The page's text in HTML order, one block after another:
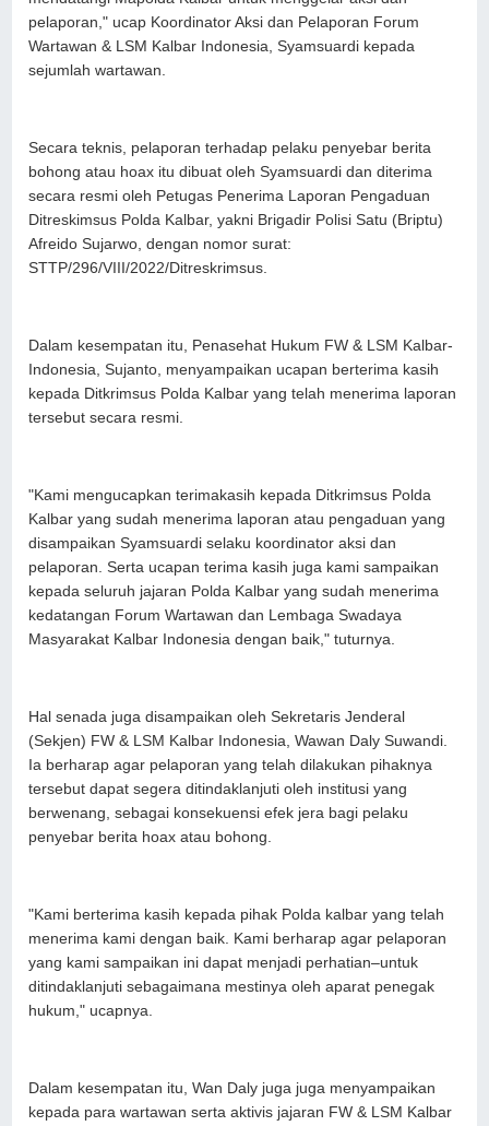
pelaporan," ucap Koordinator Aksi dan Pelaporan Forum
Wartawan & LSM Kalbar Indonesia, Syamsuardi kepada
sejumlah wartawan.
Secara teknis, pelaporan terhadap pelaku penyebar berita
bohong atau hoax itu dibuat oleh Syamsuardi dan diterima
secara resmi oleh Petugas Penerima Laporan Pengaduan
Ditreskimsus Polda Kalbar, yakni Brigadir Polisi Satu (Briptu)
Afreido Sujarwo, dengan nomor surat:
STTP/296/VIII/2022/Ditreskrimsus.
Dalam kesempatan itu, Penasehat Hukum FW & LSM Kalbar-
Indonesia, Sujanto, menyampaikan ucapan berterima kasih
kepada Ditkrimsus Polda Kalbar yang telah menerima laporan
tersebut secara resmi.
"Kami mengucapkan terimakasih kepada Ditkrimsus Polda
Kalbar yang sudah menerima laporan atau pengaduan yang
disampaikan Syamsuardi selaku koordinator aksi dan
pelaporan. Serta ucapan terima kasih juga kami sampaikan
kepada seluruh jajaran Polda Kalbar yang sudah menerima
kedatangan Forum Wartawan dan Lembaga Swadaya
Masyarakat Kalbar Indonesia dengan baik," tuturnya.
Hal senada juga disampaikan oleh Sekretaris Jenderal
(Sekjen) FW & LSM Kalbar Indonesia, Wawan Daly Suwandi.
Ia berharap agar pelaporan yang telah dilakukan pihaknya
tersebut dapat segera ditindaklanjuti oleh institusi yang
berwenang, sebagai konsekuensi efek jera bagi pelaku
penyebar berita hoax atau bohong.
"Kami berterima kasih kepada pihak Polda kalbar yang telah
menerima kami dengan baik. Kami berharap agar pelaporan
yang kami sampaikan ini dapat menjadi perhatian–untuk
ditindaklanjuti sebagaimana mestinya oleh aparat penegak
hukum," ucapnya.
Dalam kesempatan itu, Wan Daly juga juga menyampaikan
kepada para wartawan serta aktivis jajaran FW & LSM Kalbar